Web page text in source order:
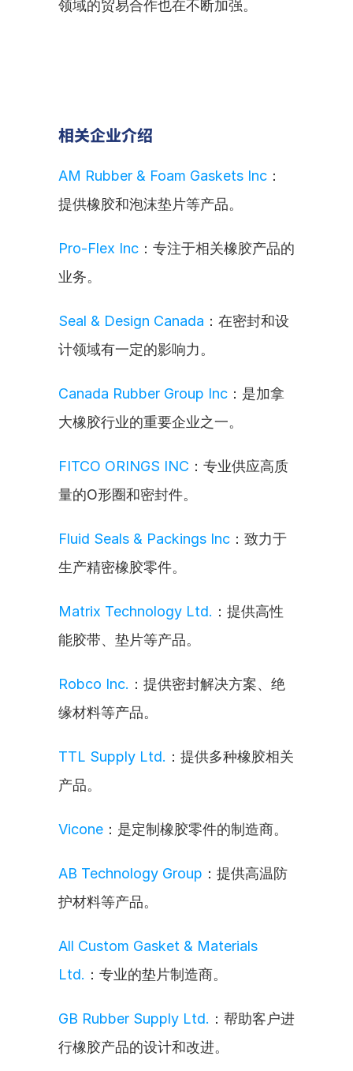
领域的贸易合作也在不断加强。
相关企业介绍
AM Rubber & Foam Gaskets Inc ：
提供橡胶和泡沫垫片等产品。
Pro-Flex Inc ：专注于相关橡胶产品的
业务。
Seal & Design Canada ：在密封和设
计领域有一定的影响力。
Canada Rubber Group Inc ：是加拿
大橡胶行业的重要企业之一。
FITCO ORINGS INC ：专业供应高质
量的O形圈和密封件。
Fluid Seals & Packings Inc ：致力于
生产精密橡胶零件。
Matrix Technology Ltd. ：提供高性
能胶带、垫片等产品。
Robco Inc. ：提供密封解决方案、绝
缘材料等产品。
TTL Supply Ltd. ：提供多种橡胶相关
产品。
Vicone ：是定制橡胶零件的制造商。
AB Technology Group ：提供高温防
护材料等产品。
All Custom Gasket & Materials
Ltd. ：专业的垫片制造商。
GB Rubber Supply Ltd. ：帮助客户进
行橡胶产品的设计和改进。